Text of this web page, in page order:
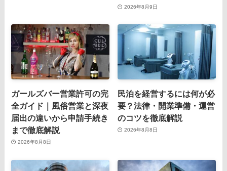
2026年8月9日
ガールズバー営業許可の完
全ガイド｜風俗営業と深夜
届出の違いから申請手続き
まで徹底解説
2026年8月8日
民泊を経営するには何が必
要？法律・開業準備・運営
のコツを徹底解説
2026年8月8日